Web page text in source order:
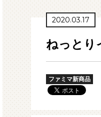
2020.03.17
ねっとり
ファミマ新商品